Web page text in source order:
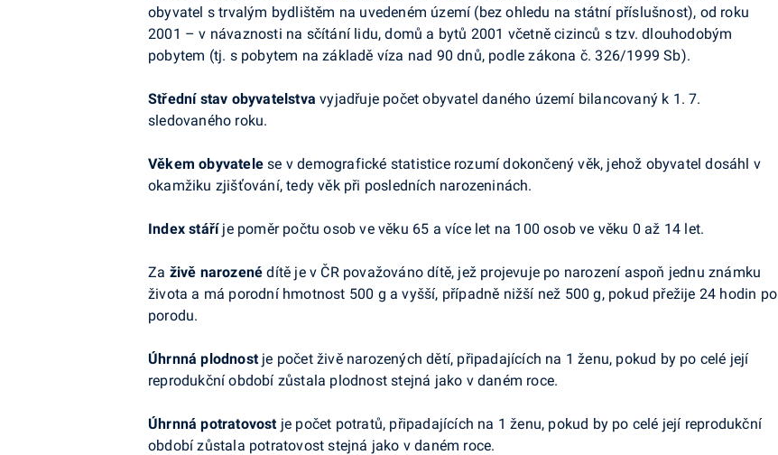
obyvatel s trvalým bydlištěm na uvedeném území (bez ohledu na státní příslušnost), od roku
2001 – v návaznosti na sčítání lidu, domů a bytů 2001 včetně cizinců s tzv. dlouhodobým
pobytem (tj. s pobytem na základě víza nad 90 dnů, podle zákona č. 326/1999 Sb).
Střední stav obyvatelstva vyjadřuje počet obyvatel daného území bilancovaný k 1. 7.
sledovaného roku.
Věkem obyvatele se v demografické statistice rozumí dokončený věk, jehož obyvatel dosáhl v
okamžiku zjišťování, tedy věk při posledních narozeninách.
Index stáříje poměr počtu osob ve věku 65 a více let na 100 osob ve věku 0 až 14 let.
Za živě narozené dítě je v ČR považováno dítě, jež projevuje po narození aspoň jednu známku
života a má porodní hmotnost 500 g a vyšší, případně nižší než 500 g, pokud přežije 24 hodin po
porodu.
Úhrnná plodnostje počet živě narozených dětí, připadajících na 1 ženu, pokud by po celé její
reprodukční období zůstala plodnost stejná jako v daném roce.
Úhrnná potratovostje počet potratů, připadajících na 1 ženu, pokud by po celé její reprodukční
období zůstala potratovost stejná jako v daném roce.